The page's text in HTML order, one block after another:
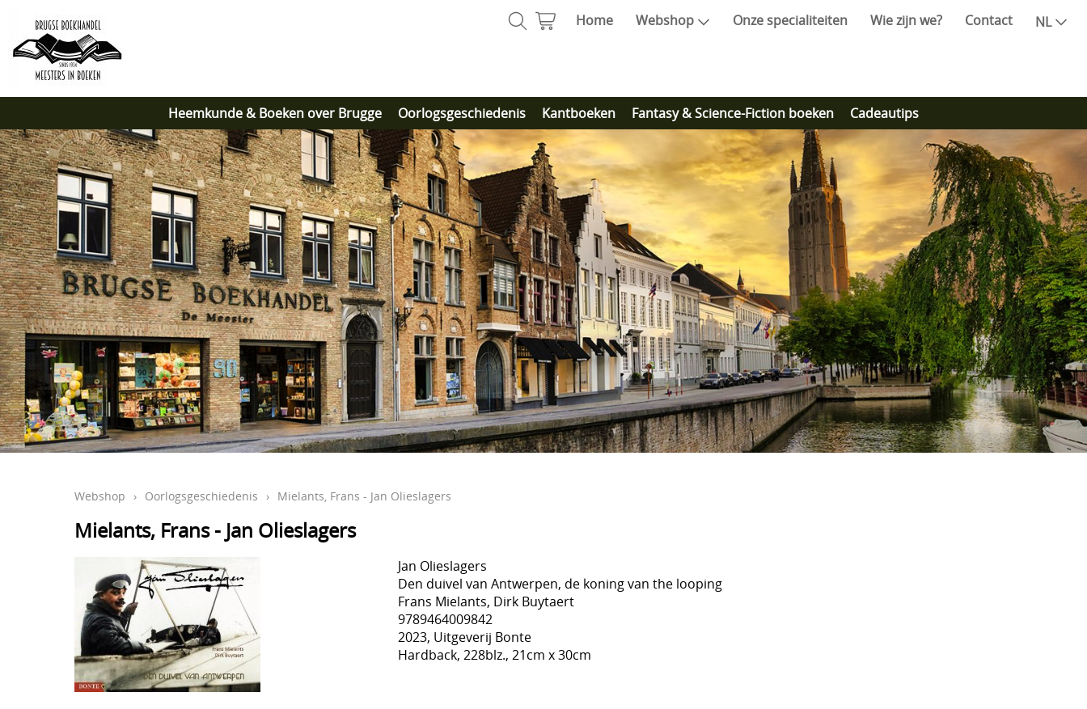
Home Webshop Onze specialiteiten Wie zijn we? Contact NL
Heemkunde & Boeken over Brugge Oorlogsgeschiedenis Kantboeken Fantasy & Science-Fiction boeken Cadeautips
Webshop › Oorlogsgeschiedenis › Mielants, Frans - Jan Olieslagers
Mielants, Frans - Jan Olieslagers
Jan Olieslagers
Den duivel van Antwerpen, de koning van the looping
Frans Mielants, Dirk Buytaert
9789464009842
2023, Uitgeverij Bonte
Hardback, 228blz., 21cm x 30cm